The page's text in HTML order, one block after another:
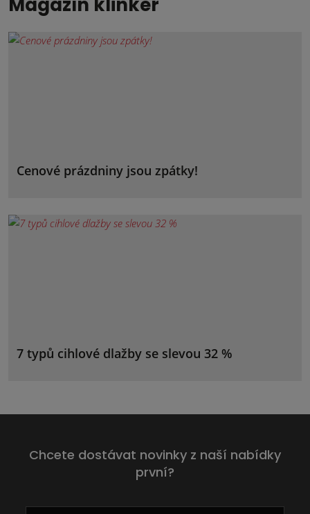
Cenové prázdniny jsou zpátky!
7 typů cihlové dlažby se slevou 32 %
Chcete dostávat novinky z naší nabídky
první?